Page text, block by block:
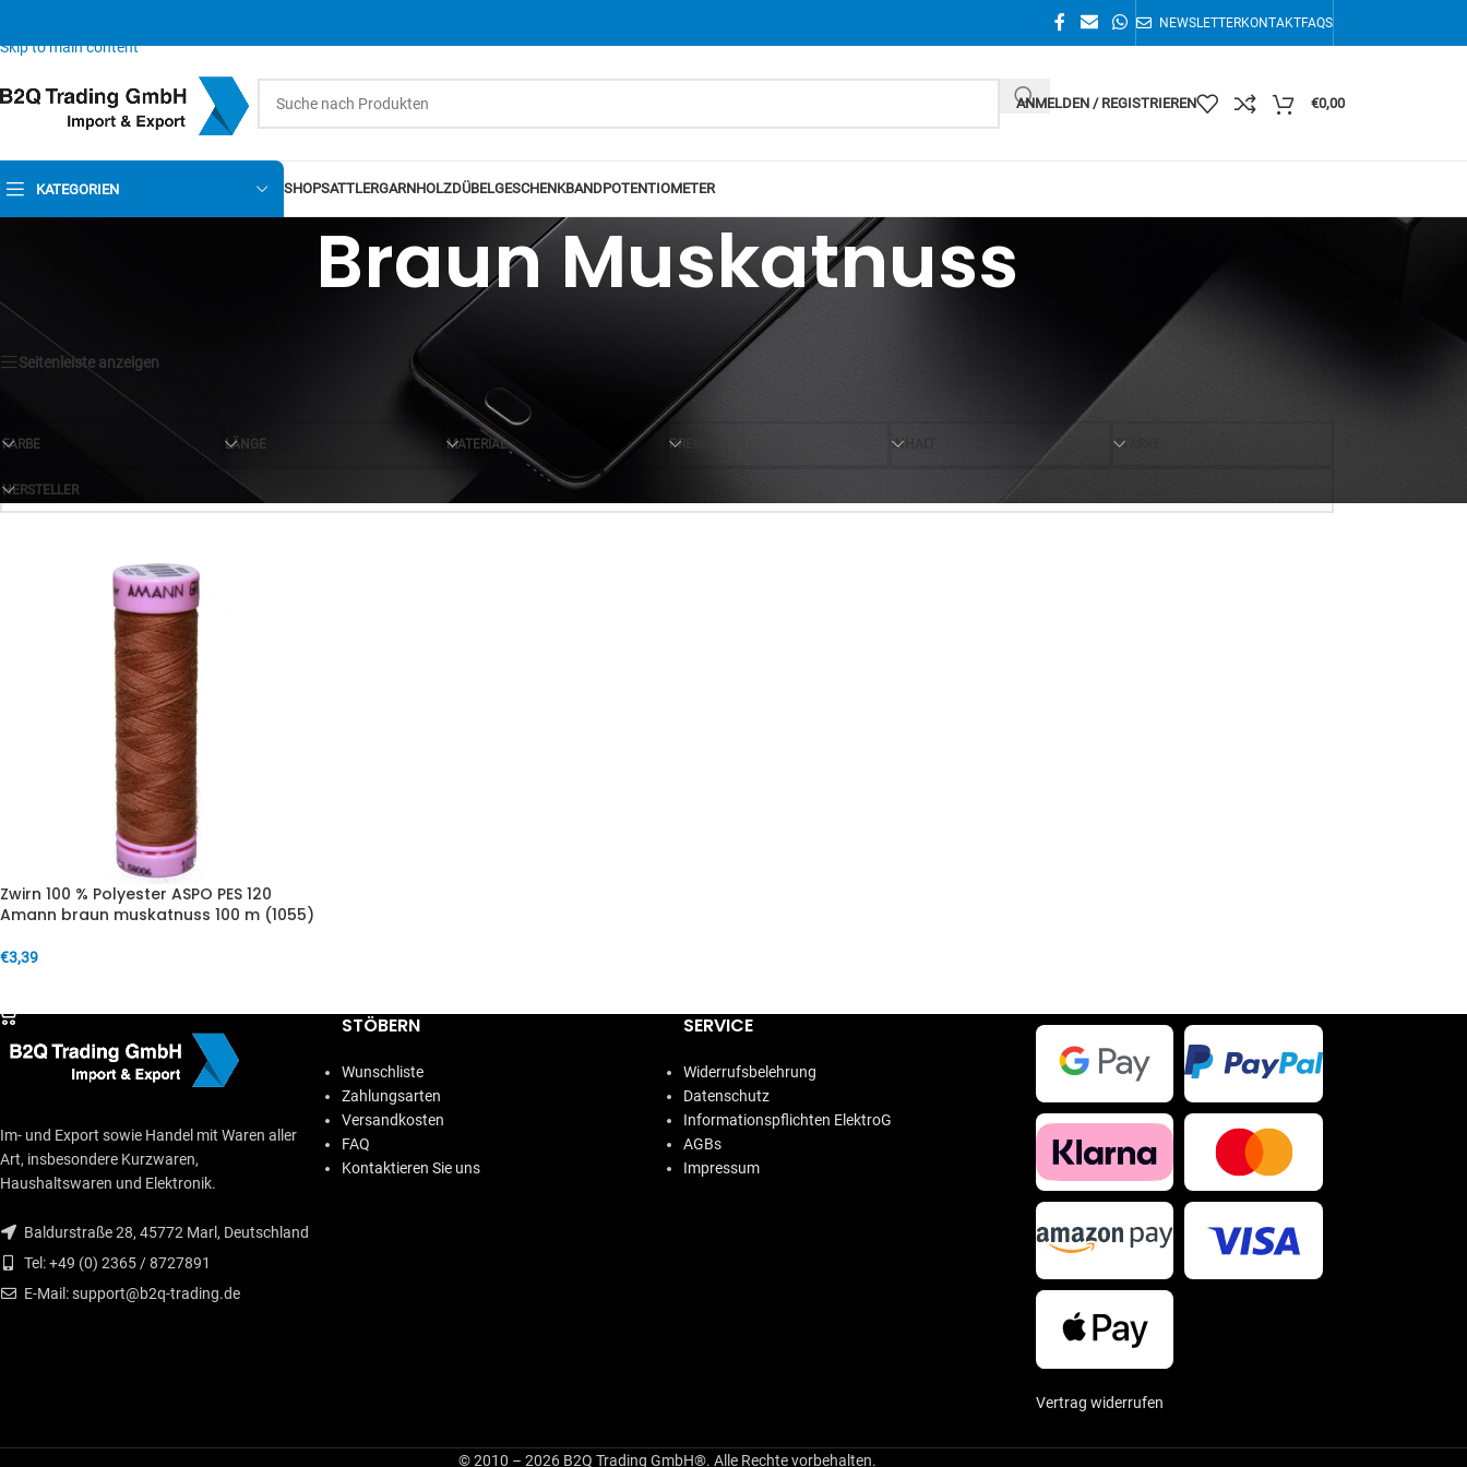
Skip to main content
NEWSLETTERKONTAKTFAQS
ANMELDEN / REGISTRIEREN €0,00
KATEGORIEN SHOPSATTLERGARNHOLZDÜBELGESCHENKBANDPOTENTIOMETER
Braun Muskatnuss
Einzelnes Ergebnis wird angezeigt
Seitenleiste anzeigen
FARBE LÄNGE MATERIAL PREIS INHALT STÄRKE
HERSTELLER
Zwirn 100 % Polyester ASPO PES 120
Amann braun muskatnuss 100 m (1055)
€3,39
Im- und Export sowie Handel mit Waren aller
Art, insbesondere Kurzwaren,
Haushaltswaren und Elektronik.
Baldurstraße 28, 45772 Marl, Deutschland
Tel: +49 (0) 2365 / 8727891
E-Mail: support@b2q-trading.de
STÖBERN
Wunschliste
Zahlungsarten
Versandkosten
FAQ
Kontaktieren Sie uns
SERVICE
Widerrufsbelehrung
Datenschutz
Informationspflichten ElektroG
AGBs
Impressum
Vertrag widerrufen
© 2010 – 2026 B2Q Trading GmbH®. Alle Rechte vorbehalten.